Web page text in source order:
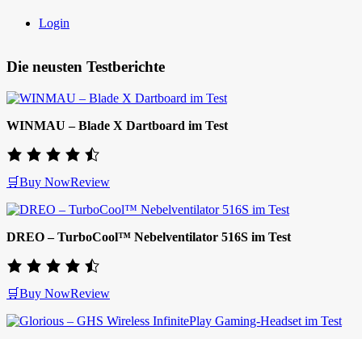
Login
Die neusten Testberichte
WINMAU – Blade X Dartboard im Test
🛒Buy NowReview
DREO – TurboCool™ Nebelventilator 516S im Test
🛒Buy NowReview